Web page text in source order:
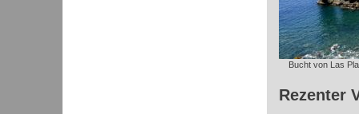
Bucht von Las
Rezenter